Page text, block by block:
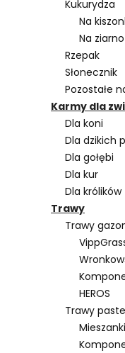
Kukurydza
Na
Na ziarno
Rzepak
Słonecznik
Pozostałe
Karmy dla
Dla koni
Dla dzikich
Dla gołębi
Dla kur
Dla królików
Trawy
Trawy
HEROS
Trawy